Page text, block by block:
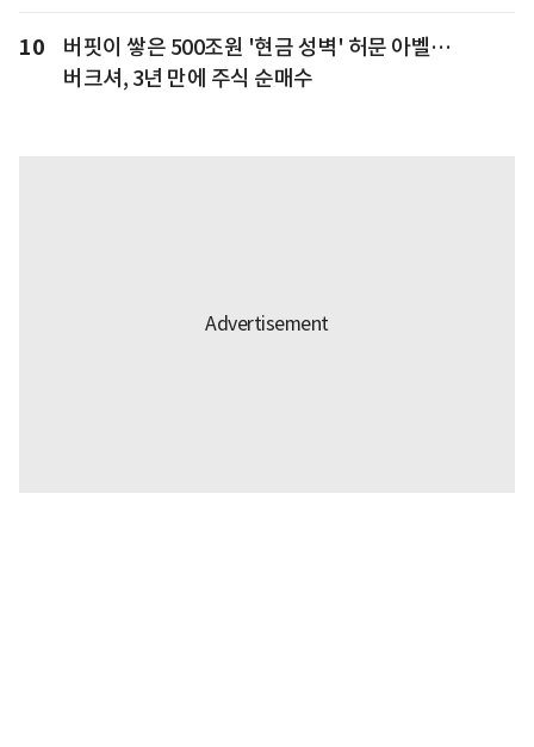
10
버핏이 쌓은 500조원 '현금 성벽' 허문 아벨…
버크셔, 3년 만에 주식 순매수